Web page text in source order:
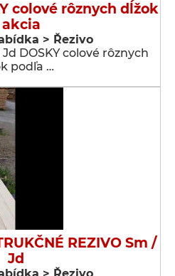
colové rôznych dĺžok
_ akcia
> Řezivo
DOSKY colové rôznych
podľa …
REZIVO Sm /
Jd